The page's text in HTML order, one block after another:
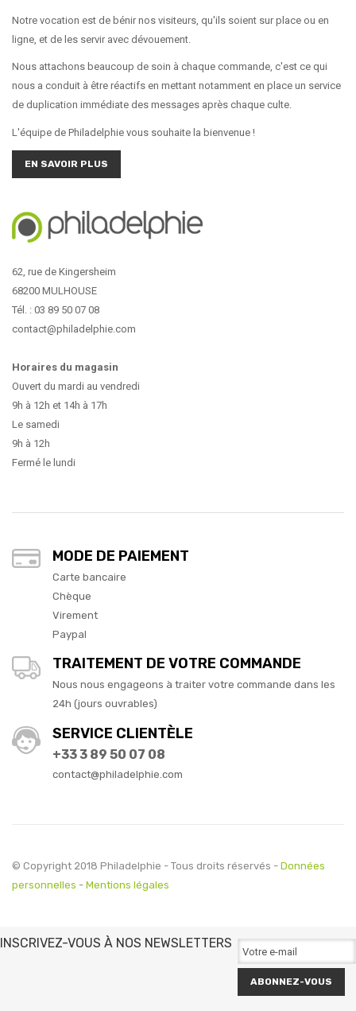
Notre vocation est de bénir nos visiteurs, qu'ils soient sur place ou en
ligne, et de les servir avec dévouement.
Nous attachons beaucoup de soin à chaque commande, c'est ce qui
nous a conduit à être réactifs en mettant notamment en place un service
de duplication immédiate des messages après chaque culte.
L'équipe de Philadelphie vous souhaite la bienvenue !
EN SAVOIR PLUS
62, rue de Kingersheim
68200 MULHOUSE
Tél. : 03 89 50 07 08
contact@philadelphie.com
Horaires du magasin
Ouvert du mardi au vendredi
9h à 12h et 14h à 17h
Le samedi
9h à 12h
Fermé le lundi
MODE DE PAIEMENT
Carte bancaire
Chèque
Virement
Paypal
TRAITEMENT DE VOTRE COMMANDE
Nous nous engageons à traiter votre commande dans les
24h (jours ouvrables)
SERVICE CLIENTÈLE
+33 3 89 50 07 08
contact@philadelphie.com
© Copyright 2018 Philadelphie - Tous droits réservés - Données
personnelles - Mentions légales
INSCRIVEZ-VOUS À NOS NEWSLETTERS
ABONNEZ-VOUS